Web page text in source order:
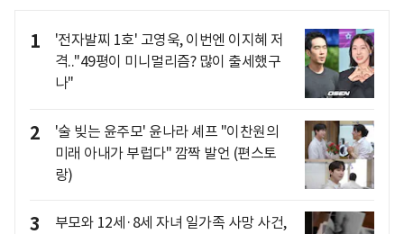
1
'전자발찌 1호' 고영욱, 이번엔 이지혜 저
격.."49평이 미니멀리즘? 많이 출세했구
나"
2
'술 빚는 윤주모' 윤나라 셰프 "이찬원의
미래 아내가 부럽다" 깜짝 발언 (편스토
랑)
3
부모와 12세·8세 자녀 일가족 사망 사건,